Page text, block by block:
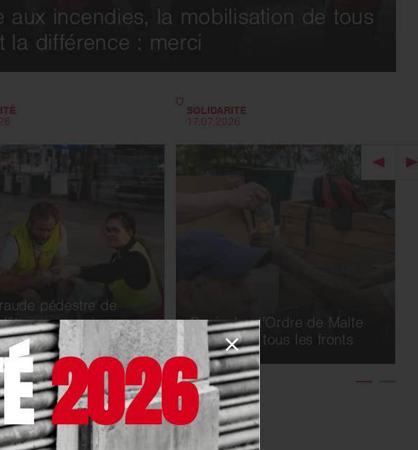
aux incendies, la mobilisation de tous
la différence : merci
pédestre de
son premier
!
SOLIDARITÉ
17.07.2026
Canicule : l’Ordre de Malte
France sur tous les fronts
Image
2026